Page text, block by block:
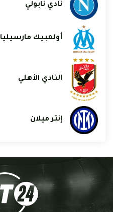
نادي نابولي
أولمبيك مارسيليا
النادي الأهلي
إنتر ميلان